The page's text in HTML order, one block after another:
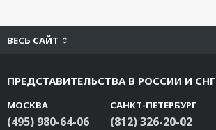
ВЕСЬ САЙТ
ПРЕДСТАВИТЕЛЬСТВА В РОССИИ И СНГ
МОСКВА
(495) 980-64-06
САНКТ-ПЕТЕРБУРГ
(812) 326-20-02